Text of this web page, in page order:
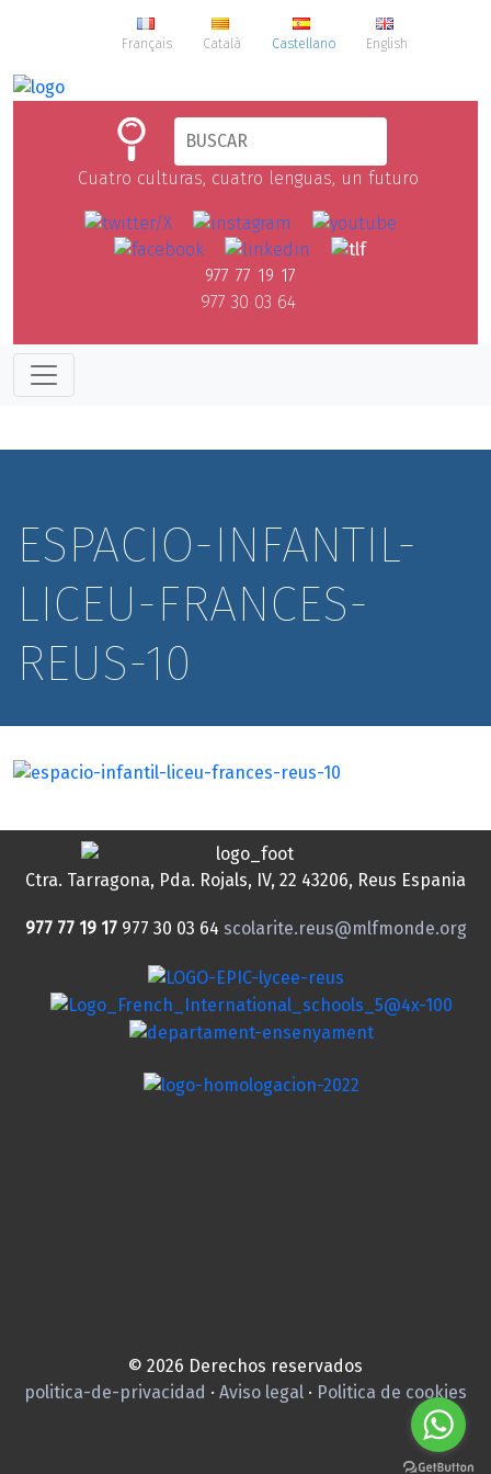
Français Català Castellano English
Cuatro culturas, cuatro lenguas, un futuro
977 77 19 17
977 30 03 64
ESPACIO-INFANTIL-
LICEU-FRANCES-
REUS-10
Ctra. Tarragona, Pda. Rojals, IV, 22 43206, Reus Espania
977 77 19 17 977 30 03 64 scolarite.reus@mlfmonde.org
© 2026 Derechos reservados
politica-de-privacidad · Aviso legal · Politica de cookies